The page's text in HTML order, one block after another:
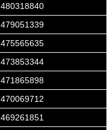
480318840
479051339
475565635
473853344
471865898
470069712
469261851